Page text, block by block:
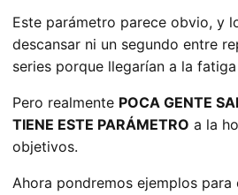
Este parámetro parece obvio, y
descansar ni un segundo entre
series porque llegarían a la
Pero realmente POCA GENTE
TIENE ESTE PARÁMETRO a la
objetivos.
Ahora pondremos ejemplos